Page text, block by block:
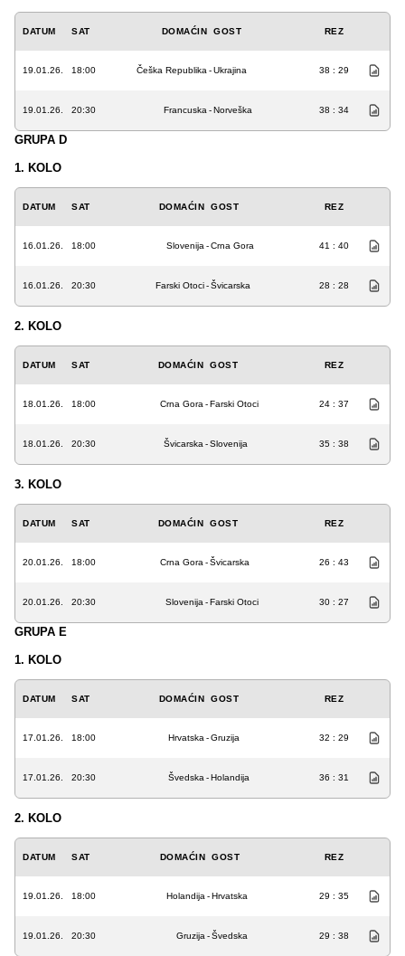
DATUM SAT DOMAĆIN GOST REZ
19.01.26. 18:00 Češka Republika -Ukrajina 38 : 29
19.01.26. 20:30 Francuska -Norveška 38 : 34
GRUPA D
1. KOLO
DATUM SAT DOMAĆIN GOST REZ
16.01.26. 18:00 Slovenija -Crna Gora 41 : 40
16.01.26. 20:30 Farski Otoci-Švicarska 28 : 28
2. KOLO
DATUM SAT DOMAĆIN GOST REZ
18.01.26. 18:00 Crna Gora -Farski Otoci 24 : 37
18.01.26. 20:30 Švicarska -Slovenija 35 : 38
3. KOLO
DATUM SAT DOMAĆIN GOST REZ
20.01.26. 18:00 Crna Gora -Švicarska 26 : 43
20.01.26. 20:30 Slovenija -Farski Otoci 30 : 27
GRUPA E
1. KOLO
DATUM SAT DOMAĆIN GOST REZ
17.01.26. 18:00 Hrvatska -Gruzija 32 : 29
17.01.26. 20:30 Švedska -Holandija 36 : 31
2. KOLO
DATUM SAT DOMAĆIN GOST REZ
19.01.26. 18:00 Holandija -Hrvatska 29 : 35
19.01.26. 20:30 Gruzija -Švedska 29 : 38